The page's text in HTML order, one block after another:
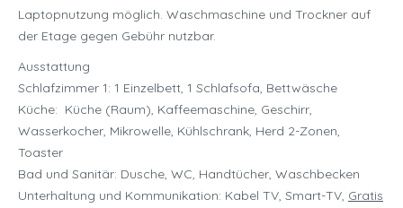
Laptopnutzung möglich. Waschmaschine und Trockner auf
der Etage gegen Gebühr nutzbar.
Ausstattung
Schlafzimmer 1: 1 Einzelbett, 1 Schlafsofa, Bettwäsche
Küche: Küche (Raum), Kaffeemaschine, Geschirr,
Wasserkocher, Mikrowelle, Kühlschrank, Herd 2-Zonen,
Toaster
Bad und Sanitär: Dusche, WC, Handtücher, Waschbecken
Unterhaltung und Kommunikation: Kabel TV, Smart-TV, Gratis